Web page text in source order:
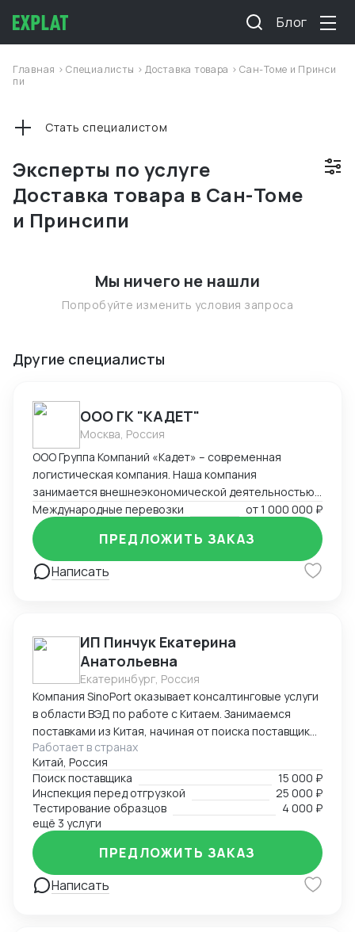
Блог
Главная >Специалисты >Доставка товара >Сан-Томе и Принси
пи
Эксперты по услуге
Доставка товара в Сан-Томе
и Принсипи
Стать специалистом
Мы ничего не нашли
Попробуйте изменить условия запроса
Другие специалисты
ООО ГК "КАДЕТ"
Москва, Россия
ООО Группа Компаний «Кадет» – современная
логистическая компания. Наша компания
занимается внешнеэкономической деятельностью
на протяжении 21 года. За это время компания
накопила богатый опыт в ведении внешнеторговых
сделок, организации мультимодальных
международных перевозок (авто, море, авиа, ж/д).
Наш подход – решение поставленных задач и
Международные перевозки от1 000 000 ₽
Написать
ПРЕДЛОЖИТЬ ЗАКАЗ
ИП Пинчук Екатерина
Анатольевна
Екатеринбург, Россия
Компания SinoPort оказывает консалтинговые услуги
в области ВЭД по работе с Китаем. Занимаемся
поставками из Китая, начиная от поиска поставщиков
и заканчивая отгрузками в Россию. Поможем найти
лучшего поставщика необходимого товара по
предоставленному техническому заданию.
Работаем с разными товарными группами, как с
товарами народного потребления, так и со
сложными техническими запросами по поставке и
сборке оборудования
Работает в странах
Китай, Россия
Поиск поставщика
15 000 ₽
Инспекция перед отгрузкой
25 000 ₽
Тестирование образцов
4 000 ₽
ещё 3 услуги
Написать
ПРЕДЛОЖИТЬ ЗАКАЗ